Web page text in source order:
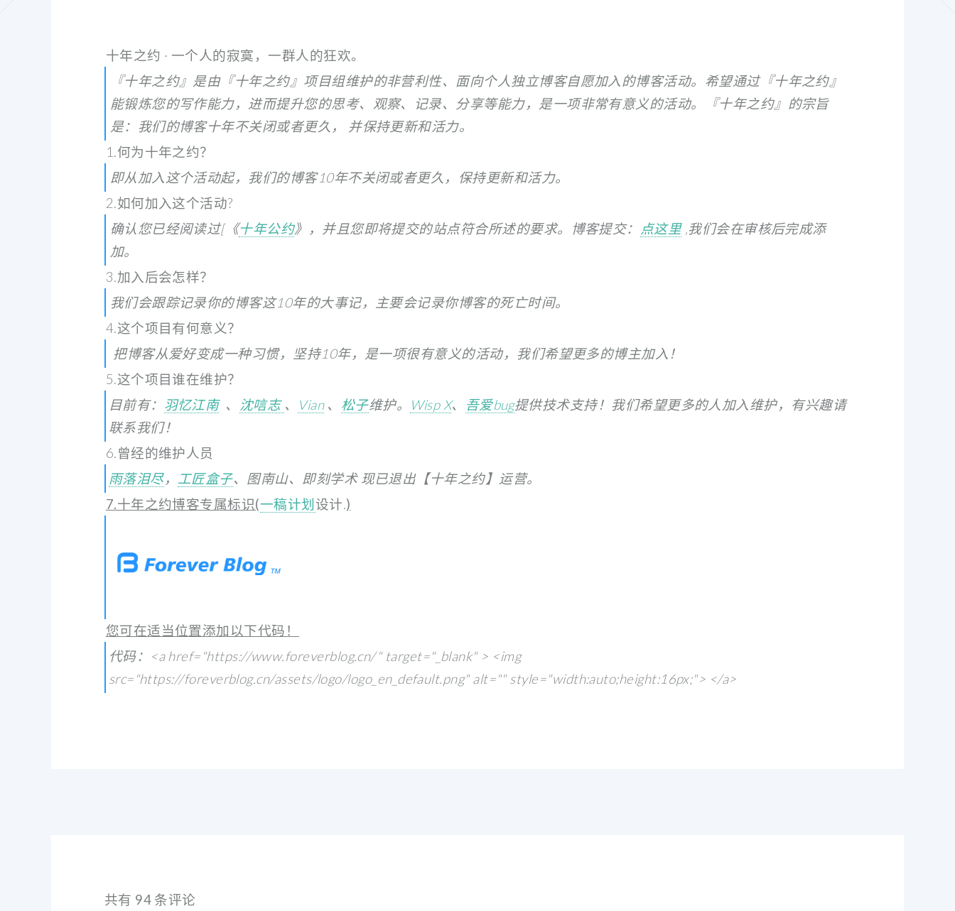
十年之约 · 一个人的寂寞，一群人的狂欢。
『十年之约』是由『十年之约』项目组维护的非营利性、面向个人独立博客自愿加入的博客活动。希望通过『十年之约』
能锻炼您的写作能力，进而提升您的思考、观察、记录、分享等能力，是一项非常有意义的活动。『十年之约』的宗旨
是：我们的博客十年不关闭或者更久， 并保持更新和活力。
1.何为十年之约？
即从加入这个活动起，我们的博客10年不关闭或者更久，保持更新和活力。
2.如何加入这个活动?
确认您已经阅读过[《十年公约》，并且您即将提交的站点符合所述的要求。博客提交： 点这里,我们会在审核后完成添
加。
3.加入后会怎样？
我们会跟踪记录你的博客这10年的大事记，主要会记录你博客的死亡时间。
4.这个项目有何意义？
把博客从爱好变成一种习惯，坚持10年，是一项很有意义的活动，我们希望更多的博主加入！
5.这个项目谁在维护？
目前有： 羽忆江南、 沈唁志 、 Vian、 松子维护。 Wisp X、 吾爱bug提供技术支持！我们希望更多的人加入维护，有兴趣请
联系我们！
6.曾经的维护人员
雨落泪尽， 工匠盒子、图南山、即刻学术 现已退出【十年之约】运营。
7.十年之约博客专属标识(一稿计划 设计.)
您可在适当位置添加以下代码！
代码：<a href="https://www.foreverblog.cn/" target="_blank" > <img
src="https://foreverblog.cn/assets/logo/logo_en_default.png" alt="" style="width:auto;height:16px;"> </a>
共有 94 条评论